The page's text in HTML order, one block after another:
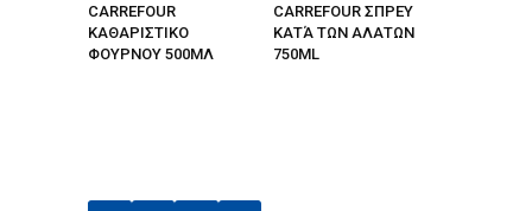
CARREFOUR
ΚΑΘΑΡΙΣΤΙΚΟ
ΦΟΥΡΝΟΥ 500ΜΛ
CARREFOUR ΣΠΡΕΥ
ΚΑΤΆ ΤΩΝ ΑΛΑΤΩΝ
750ML